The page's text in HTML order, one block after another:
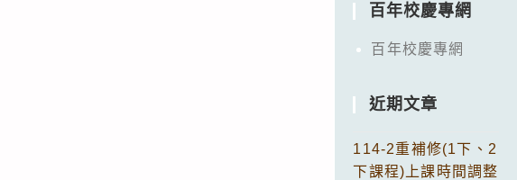
百年校慶專網
百年校慶專網
近期文章
114-2重補修(1下、2
下課程)上課時間調整